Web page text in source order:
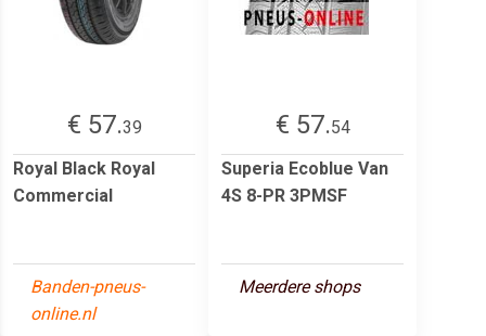
€ 57.39
Royal Black Royal
Commercial
Banden-pneus-
online.nl
€ 57.54
Superia Ecoblue Van
4S 8-PR 3PMSF
Meerdere shops